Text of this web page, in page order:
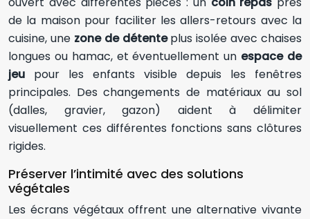
de la maison pour faciliter les allers-retours avec la
cuisine, une zone de détenteplus isolée avec chaises
longues ou hamac, et éventuellement un espace de
jeu pour les enfants visible depuis les fenêtres
principales. Des changements de matériaux au sol
(dalles, gravier, gazon) aident à délimiter
visuellement ces différentes fonctions sans clôtures
rigides.
Préserver l’intimité avec des solutions
végétales
Les écrans végétaux offrent une alternative vivante